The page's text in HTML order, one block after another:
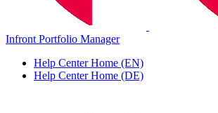
Infront Portfolio Manager
Help Center Home (EN)
Help Center Home (DE)